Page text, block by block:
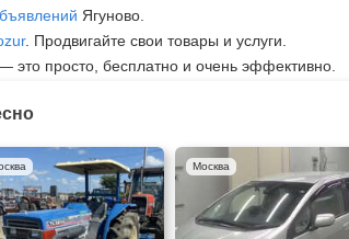
Ягуново.
. Продвигайте свои товары и услуги.
это просто, бесплатно и очень эффективно.
Москва